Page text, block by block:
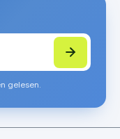
gelesen.